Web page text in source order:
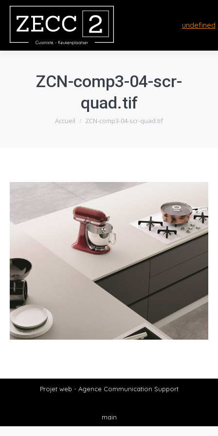
undefined
ZCN-comp3-04-scr-
quad.tif
Vous êtes ici :
Accueil ZCN-comp3-04-scr-quad.tif
Projet web - Agence Communication Support
main